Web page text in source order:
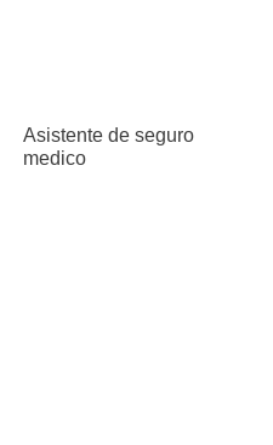
Asistente de seguro
medico